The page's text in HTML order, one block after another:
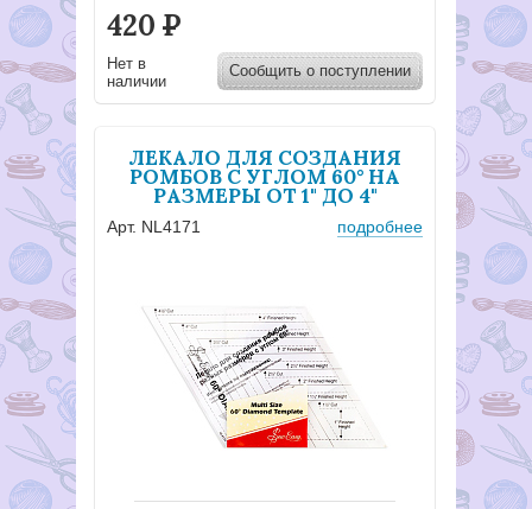
420 Р
Нет в
наличии
Сообщить о поступлении
ЛЕКАЛО ДЛЯ СОЗДАНИЯ
РОМБОВ С УГЛОМ 60° НА
РАЗМЕРЫ ОТ 1" ДО 4"
Арт. NL4171 подробнее